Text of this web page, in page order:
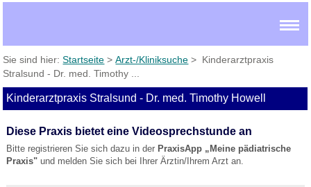
Sie sind hier:Startseite >Arzt-/Kliniksuche > Kinderarztpraxis
Stralsund - Dr. med. Timothy ...
Kinderarztpraxis Stralsund - Dr. med. Timothy Howell
Diese Praxis bietet eine Videosprechstunde an
Bitte registrieren Sie sich dazu in der PraxisApp „Meine pädiatrische
Praxis"und melden Sie sich bei Ihrer Ärztin/Ihrem Arzt an.